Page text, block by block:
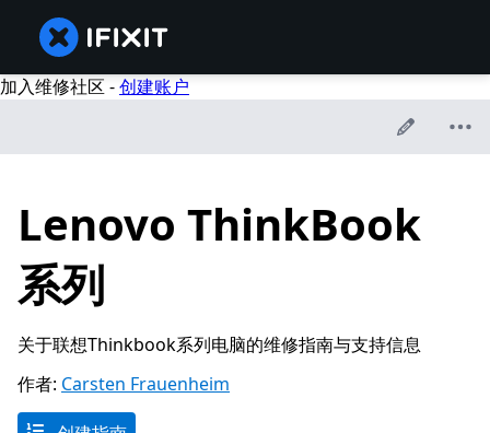
加入维修社区 -创建账户
Lenovo ThinkBook
系列
关于联想Thinkbook系列电脑的维修指南与支持信息
作者: Carsten Frauenheim